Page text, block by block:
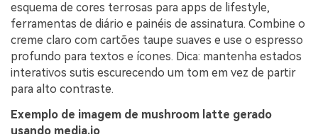
esquema de cores terrosas para apps de lifestyle,
ferramentas de diário e painéis de assinatura. Combine o
creme claro com cartões taupe suaves e use o espresso
profundo para textos e ícones. Dica: mantenha estados
interativos sutis escurecendo um tom em vez de partir
para alto contraste.
Exemplo de imagem de mushroom latte gerado
usando media.io